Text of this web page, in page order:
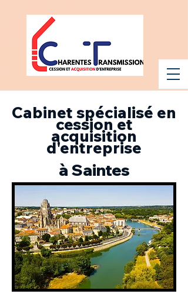
Cabinet spécialisé en
cession et
acquisition
d'entreprise
à Saintes